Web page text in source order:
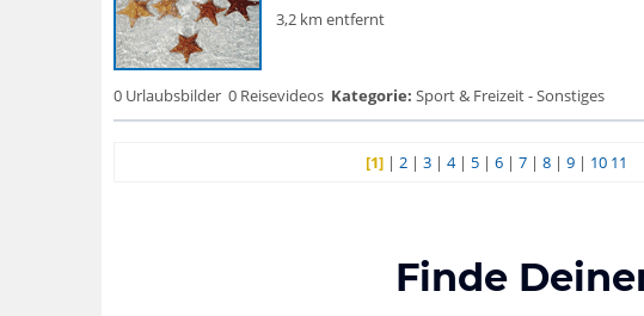
3,2 km entfernt
0 Urlaubsbilder 0 Reisevideos Kategorie: Sport & Freizeit - Sonstiges
[1]| 2| 3| 4| 5| 6| 7| 8| 9| 10 11
Finde